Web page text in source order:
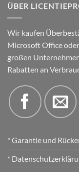
ÜBER
Wir kaufen
Microsoft Office
großen
Rabatten an
* Garantie und
*